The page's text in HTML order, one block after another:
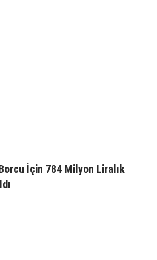
İçin 784 Milyon Liralık